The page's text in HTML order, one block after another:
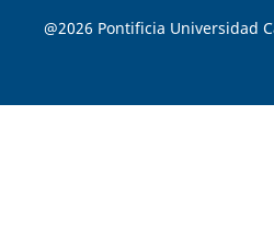
@2026 Pontificia Universidad